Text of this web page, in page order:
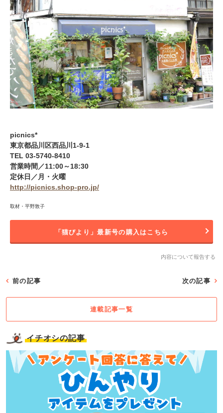
picnics*
東京都品川区西品川1-9-1
TEL 03-5740-8410
営業時間／11:00～18:30
定休日／月・火曜
http://picnics.shop-pro.jp/
取材・平野敦子
「猫びより」最新号の購入はこちら
内容について報告する
前の記事 次の記事
連載記事一覧
イチオシの記事